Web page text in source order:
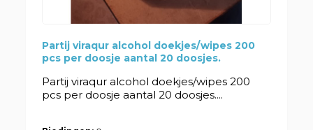
Partij viraqur alcohol doekjes/wipes 200
pcs per doosje aantal 20 doosjes.
Partij viraqur alcohol doekjes/wipes 200
pcs per doosje aantal 20 doosjes....